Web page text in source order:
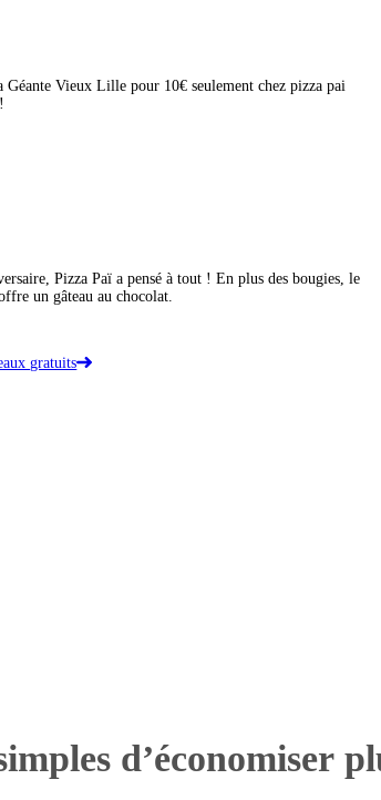
Géante Vieux Lille pour 10€ seulement chez pizza pai
Pizza Paï a pensé à tout ! En plus des bougies, le
un gâteau au chocolat.
gratuits
d’économiser